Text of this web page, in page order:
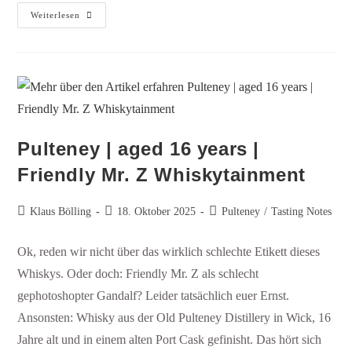
Weiterlesen
Pulteney | aged 16 years |
Friendly Mr. Z Whiskytainment
Klaus Bölling 18. Oktober 2025 Pulteney / Tasting Notes
Ok, reden wir nicht über das wirklich schlechte Etikett dieses
Whiskys. Oder doch: Friendly Mr. Z als schlecht
gephotoshopter Gandalf? Leider tatsächlich euer Ernst.
Ansonsten: Whisky aus der Old Pulteney Distillery in Wick, 16
Jahre alt und in einem alten Port Cask gefinisht. Das hört sich